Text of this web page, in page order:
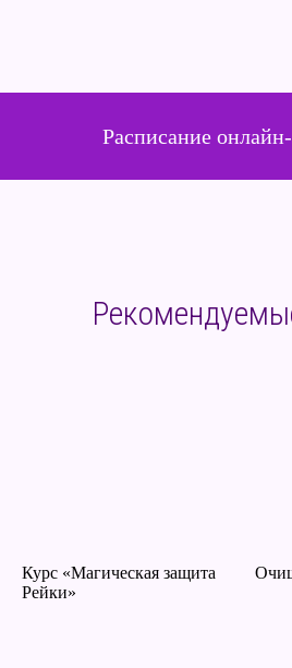
Расписание
Курс «Магическая защита
Рейки»